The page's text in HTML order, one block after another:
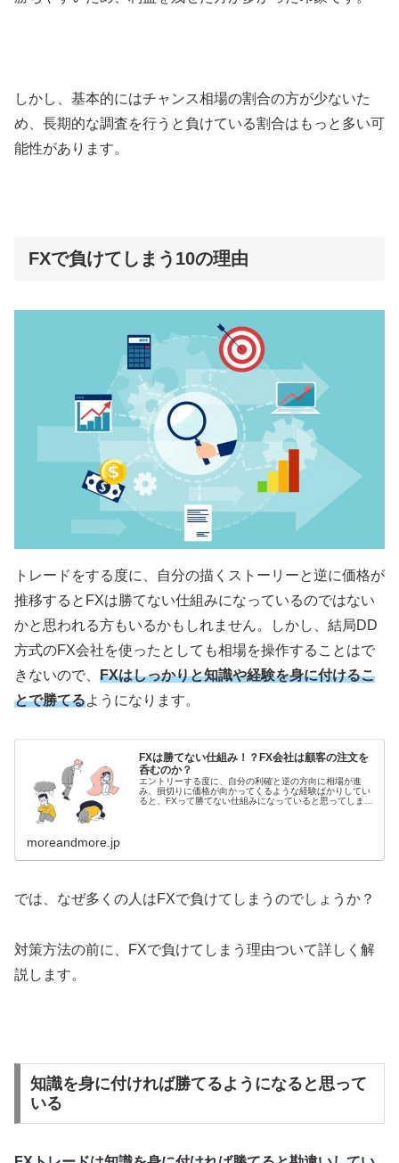
しかし、基本的にはチャンス相場の割合の方が少ないた
め、長期的な調査を行うと負けている割合はもっと多い可
能性があります。
FXで負けてしまう10の理由
トレードをする度に、自分の描くストーリーと逆に価格が
推移すると FXは勝てない仕組みになっているのではない
かと思われる方もいるかもしれません。しかし、結局DD
方式のFX会社を使ったとしても相場を操作することはで
きないので、 FXはしっかりと知識や経験を身に付けるこ
とで勝てるようになります。
FXは勝てない仕組み！？FX会社は顧客の注文を
呑むのか？
エントリーする度に、自分の利確と逆の方向に相場が進
み、損切りに価格が向かってくるような経験ばかりしてい
ると、FXって勝てない仕組みになっていると思ってしまう
moreandmore.jp
では、なぜ多くの人はFXで負けてしまうのでしょうか？
対策方法の前に、FXで負けてしまう理由ついて詳しく解
説します。
知識を身に付ければ勝てるようになると思って
いる